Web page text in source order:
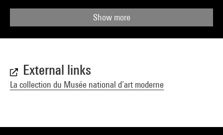
Show more
External links
La collection du Musée national d’art moderne